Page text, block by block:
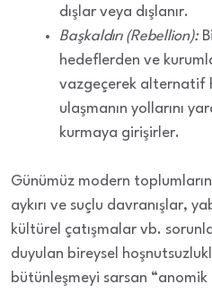
dışlar veya dışlanır.
Başkaldırı (Rebellion):
hedeflerden ve
vazgeçerek alternatif
ulaşmanın yollarını
kurmaya girişirler.
Günümüz modern
aykırı ve suçlu davranışlar,
kültürel çatışmalar vb.
duyulan bireysel
bütünleşmeyi sarsan “anomik